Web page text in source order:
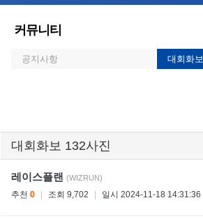
커뮤니티
공지사항 대회화보
대회화보 132사진
레이스플랜 (WIZRUN)
추천 0 | 조회 9,702 | 일시 2024-11-18 14:31:36